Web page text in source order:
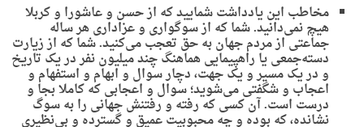
مخاطب این یادداشت شمایید که از حسن و عاشورا و کربلا
هیچ نمی‌دانید. شما که از سوگواری و عزاداری هر ساله
جماعتی از مردم جهان به حق تعجب می‌کنید. شما که از زیارت
دسته‌جمعی یا راهپیمایی هماهنگ چند میلیون نفر در یک تاریخ
و در یک مسیر و یک جهت، دچار سوال و ابهام و استفهام و
اعجاب و شگفتی می‌شوید؛ سوال و اعجابی که کاملا بجا و
درست است. آن کسی که رفته و رفتنش جهانی را به سوگ
نشانده، که بوده و چه محبوبیت عمیق و گسترده و بی‌نظیری